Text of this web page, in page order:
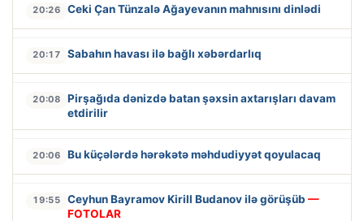
20:26 Ceki Çan Tünzalə Ağayevanın mahnısını dinlədi
20:17 Sabahın havası ilə bağlı xəbərdarlıq
20:08
Pirşağıda dənizdə batan şəxsin axtarışları davam
etdirilir
20:06 Bu küçələrdə hərəkətə məhdudiyyət qoyulacaq
19:55 Ceyhun Bayramov Kirill Budanov ilə görüşüb —
FOTOLAR